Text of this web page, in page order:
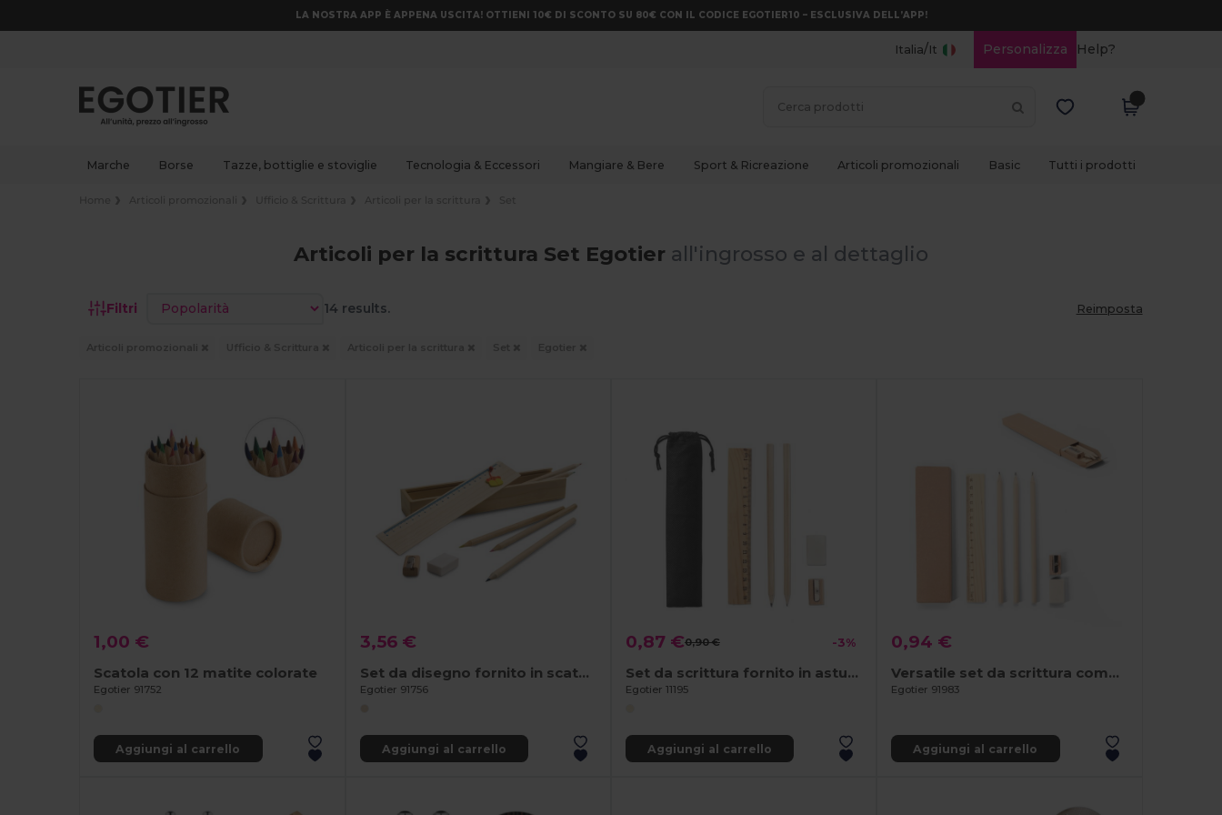
LA NOSTRA APP È APPENA USCITA! OTTIENI 10€ DI SCONTO SU 80€ CON IL CODICE EGOTIER10 – ESCLUSIVA DELL’APP!
Italia/It Personalizza Help?
Marche Borse Tazze, bottiglie e stoviglie Tecnologia & Eccessori Mangiare & Bere Sport & Ricreazione Articoli promozionali Basic Tutti i prodotti
Articoli per la scrittura Set Egotier all'ingrosso e al dettaglio
Filtri Ordina per 14 results. Reimposta
1,00 €
Scatola con 12 matite colorate
Egotier 91752
Aggiungi al carrello
3,56 €
Set da disegno fornito in scatola di legno
Egotier 91756
Aggiungi al carrello
0,87 €0,90 € -3%
Set da scrittura fornito in astuccio in tessuto non tessuto
Egotier 11195
Aggiungi al carrello
0,94 €
Versatile set da scrittura composto da matita, temperino, gomma e righello
Egotier 91983
Aggiungi al carrello